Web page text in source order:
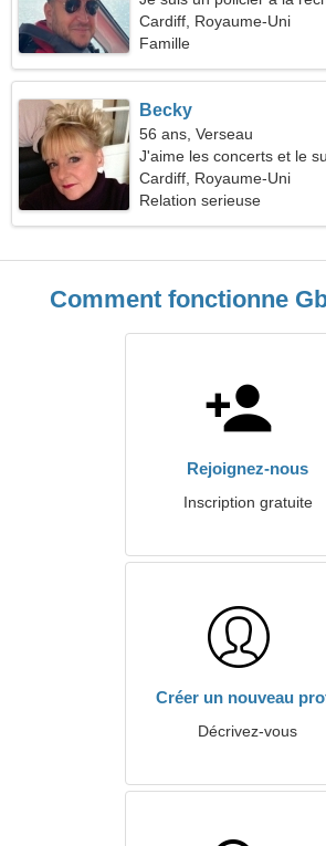
mince
Cardiff, Royaume-Uni
Famille
Becky
56 ans, Verseau
J'aime les concerts et le
Cardiff, Royaume-Uni
Relation serieuse
Comment fonctionne
Rejoignez-nous
Inscription gratuite
Créer un nouveau
Décrivez-vous